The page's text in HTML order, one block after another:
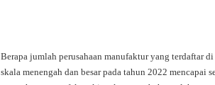
Berapa jumlah perusahaan manufaktur yang terdaftar
skala menengah dan besar pada tahun 2022 mencapai